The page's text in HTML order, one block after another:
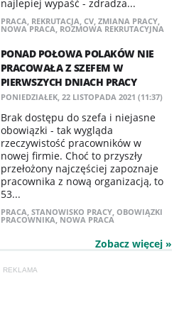
najlepiej wypaść - zdradza...
PRACA, REKRUTACJA, CV, ZMIANA PRACY,
NOWA PRACA, ROZMOWA REKRUTACYJNA
PONAD POŁOWA POLAKÓW NIE
PRACOWAŁA Z SZEFEM W
PIERWSZYCH DNIACH PRACY
PONIEDZIAŁEK, 22 LISTOPADA 2021 (11:37)
Brak dostępu do szefa i niejasne
obowiązki - tak wygląda
rzeczywistość pracowników w
nowej firmie. Choć to przyszły
przełożony najczęściej zapoznaje
pracownika z nową organizacją, to
53...
PRACA, STANOWISKO PRACY, OBOWIĄZKI
PRACOWNIKA, NOWA PRACA
Zobacz więcej »
REKLAMA